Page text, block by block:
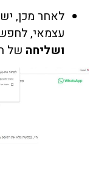
עצמאי,
ושליחה של